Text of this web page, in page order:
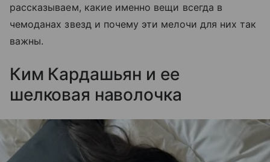
рассказываем, какие именно вещи всегда в
чемоданах звезд и почему эти мелочи для них так
важны.
Ким Кардашьян и ее
шелковая наволочка